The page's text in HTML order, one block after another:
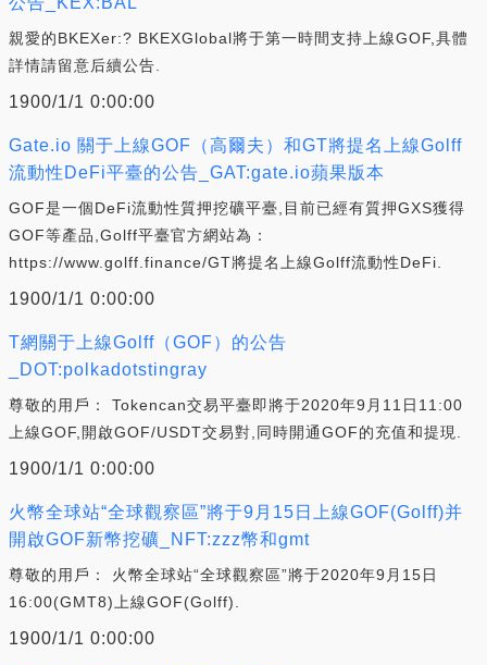
親愛的BKEXer:? BKEXGlobal將于第一時間支持上線GOF,具體
詳情請留意后續公告.
1900/1/1 0:00:00
Gate.io 關于上線GOF（高爾夫）和GT將提名上線Golff
流動性DeFi平臺的公告_GAT:gate.io蘋果版本
GOF是一個DeFi流動性質押挖礦平臺,目前已經有質押GXS獲得
GOF等產品,Golff平臺官方網站為：
https://www.golff.finance/GT將提名上線Golff流動性DeFi.
1900/1/1 0:00:00
T網關于上線Golff（GOF）的公告
_DOT:polkadotstingray
尊敬的用戶： Tokencan交易平臺即將于2020年9月11日11:00
上線GOF,開啟GOF/USDT交易對,同時開通GOF的充值和提現.
1900/1/1 0:00:00
火幣全球站“全球觀察區”將于9月15日上線GOF(Golff)并
開啟GOF新幣挖礦_NFT:zzz幣和gmt
尊敬的用戶： 火幣全球站“全球觀察區”將于2020年9月15日
16:00(GMT8)上線GOF(Golff).
1900/1/1 0:00:00